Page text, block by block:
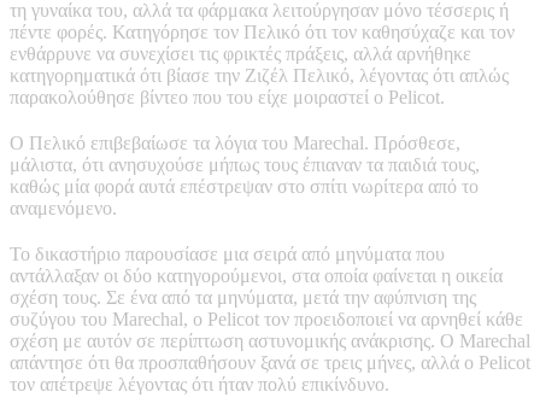
τη γυναίκα του, αλλά τα φάρμακα λειτούργησαν μόνο τέσσερις ή
πέντε φορές. Κατηγόρησε τον Πελικό ότι τον καθησύχαζε και τον
ενθάρρυνε να συνεχίσει τις φρικτές πράξεις, αλλά αρνήθηκε
κατηγορηματικά ότι βίασε την Ζιζέλ Πελικό, λέγοντας ότι απλώς
παρακολούθησε βίντεο που του είχε μοιραστεί ο Pelicot.
Ο Πελικό επιβεβαίωσε τα λόγια του Marechal. Πρόσθεσε,
μάλιστα, ότι ανησυχούσε μήπως τους έπιαναν τα παιδιά τους,
καθώς μία φορά αυτά επέστρεψαν στο σπίτι νωρίτερα από το
αναμενόμενο.
Το δικαστήριο παρουσίασε μια σειρά από μηνύματα που
αντάλλαξαν οι δύο κατηγορούμενοι, στα οποία φαίνεται η οικεία
σχέση τους. Σε ένα από τα μηνύματα, μετά την αφύπνιση της
συζύγου του Marechal, ο Pelicot τον προειδοποιεί να αρνηθεί κάθε
σχέση με αυτόν σε περίπτωση αστυνομικής ανάκρισης. Ο Marechal
απάντησε ότι θα προσπαθήσουν ξανά σε τρεις μήνες, αλλά ο Pelicot
τον απέτρεψε λέγοντας ότι ήταν πολύ επικίνδυνο.